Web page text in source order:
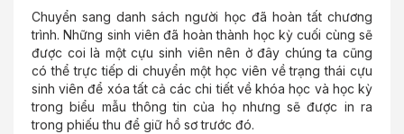
Chuyển sang danh sách người học đã hoàn tất chương
trình. Những sinh viên đã hoàn thành học kỳ cuối cùng sẽ
được coi là một cựu sinh viên nên ở đây chúng ta cũng
có thể trực tiếp di chuyển một học viên về trạng thái cựu
sinh viên để xóa tất cả các chi tiết về khóa học và học kỳ
trong biểu mẫu thông tin của họ nhưng sẽ được in ra
trong phiếu thu để giữ hồ sơ trước đó.